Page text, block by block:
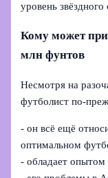
уровень
Кому может
млн фунтов
Несмотря на
футболист по-
- он всё ещё
оптимальном
- обладает